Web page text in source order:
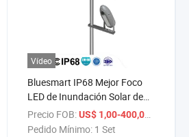
Vídeo
Bluesmart IP68 Mejor Foco
LED de Inundación Solar de
Energía para Exterior de Alta
Calidad para Fútbol
Precio FOB: US$ 1,00-400,00
Pedido Mínimo: 1 Set